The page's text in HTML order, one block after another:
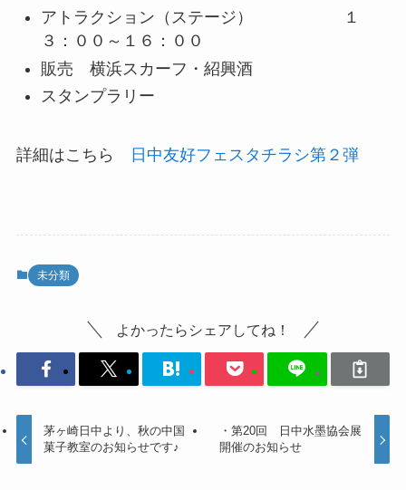
アトラクション（ステージ） １
３：００～１６：００
販売 横浜スカーフ・紹興酒
スタンプラリー
詳細はこちら 日中友好フェスタチラシ第２弾
未分類
よかったらシェアしてね！
茅ヶ崎日中より、秋の中国
菓子教室のお知らせです♪
・第20回 日中水墨協会展
開催のお知らせ